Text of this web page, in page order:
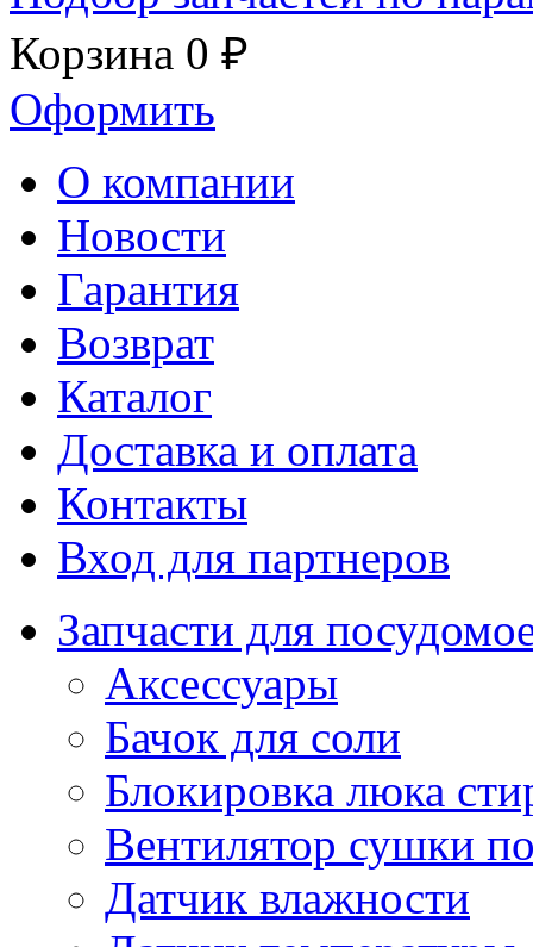
Корзина 0 ₽
Оформить
О компании
Новости
Гарантия
Возврат
Каталог
Доставка и оплата
Контакты
Вход для партнеров
Запчасти для
Аксессуары
Бачок для соли
Блокировка люка
Вентилятор сушки
Датчик влажности